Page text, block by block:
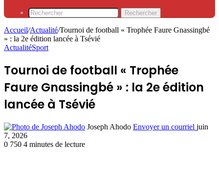
Rechercher
Accueil/Actualité/Tournoi de football « Trophée Faure Gnassingbé
» : la 2e édition lancée à Tsévié
ActualitéSport
Tournoi de football « Trophée
Faure Gnassingbé » : la 2e édition
lancée à Tsévié
Joseph Ahodo Envoyer un courriel juin
7, 2026
0 750 4 minutes de lecture